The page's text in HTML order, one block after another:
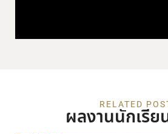
RELATED
ผลงานนักเรีย